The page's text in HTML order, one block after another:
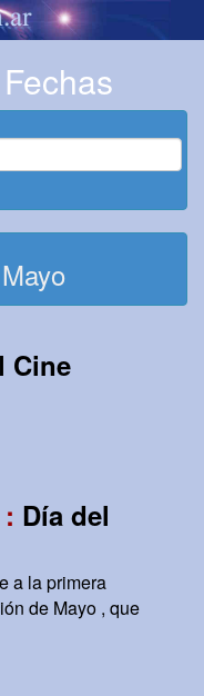
Cine
Día del
a la primera
de Mayo , que